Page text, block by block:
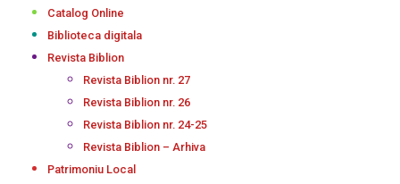
Catalog Online
Biblioteca digitala
Revista Biblion
Revista Biblion nr. 27
Revista Biblion nr. 26
Revista Biblion nr. 24-25
Revista Biblion – Arhiva
Patrimoniu Local